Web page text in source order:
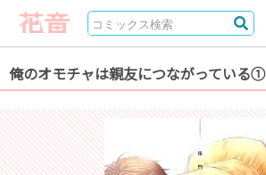
俺のオモチャは親友につながっている①